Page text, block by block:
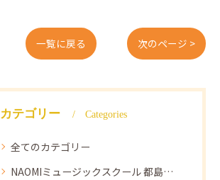
一覧に戻る 次のページ >
カテゴリー Categories
全てのカテゴリー
NAOMIミュージックスクール 都島教室